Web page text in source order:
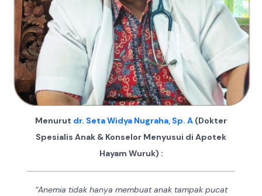
Menurut dr. Seta Widya Nugraha, Sp. A (Dokter
Spesialis Anak & Konselor Menyusui di Apotek
Hayam Wuruk) :
“Anemia tidak hanya membuat anak tampak pucat